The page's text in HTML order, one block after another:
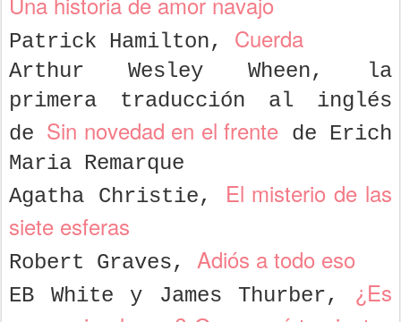
Patrick Hamilton, Cuerda
Arthur Wesley Wheen, la
primera traducción al inglés
de Sin novedad en el frente de Erich
Maria Remarque
Agatha Christie, El misterio de las
siete esferas
Robert Graves, Adiós a todo eso
EB White y James Thurber, ¿Es